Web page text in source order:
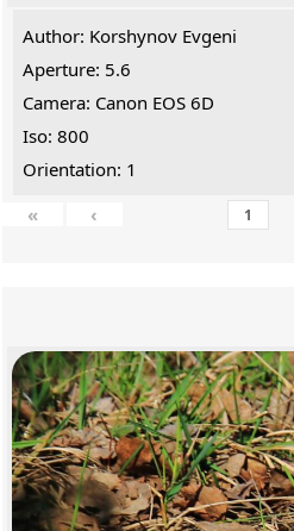
Author: Korshynov Evgeni
Aperture: 5.6
Camera: Canon EOS 6D
Iso: 800
Orientation: 1
«
‹